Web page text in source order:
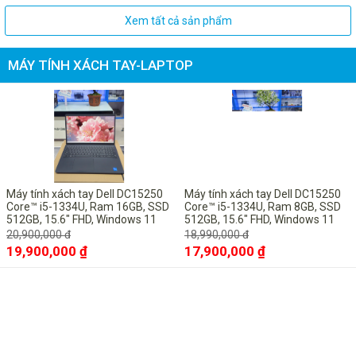
Xem tất cả sản phẩm
MÁY TÍNH XÁCH TAY-LAPTOP
Máy tính xách tay Dell DC15250
Core™ i5-1334U, Ram 16GB, SSD
512GB, 15.6" FHD, Windows 11
Pro bản quyền vĩnh viễn
20,900,000 đ
19,900,000 ₫
Máy tính xách tay Dell DC15250
Core™ i5-1334U, Ram 8GB, SSD
512GB, 15.6" FHD, Windows 11
Pro bản quyền vĩnh viễn
18,990,000 đ
17,900,000 ₫